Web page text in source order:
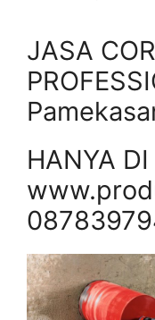
JASA
HANYA DI